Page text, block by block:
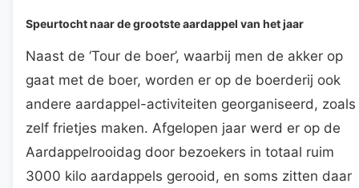
Speurtocht naar de grootste aardappel van het jaar
Naast de ‘Tour de boer’, waarbij men de akker op
gaat met de boer, worden er op de boerderij ook
andere aardappel-activiteiten georganiseerd, zoals
zelf frietjes maken. Afgelopen jaar werd er op de
Aardappelrooidag door bezoekers in totaal ruim
3000 kilo aardappels gerooid, en soms zitten daar